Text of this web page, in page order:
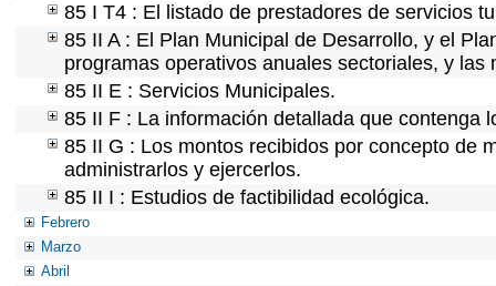
85 I T4 : El listado de prestadores de servicios
85 II A : El Plan Municipal de Desarrollo, y el
programas operativos anuales sectoriales, y
85 II E : Servicios Municipales.
85 II F : La información detallada que contenga
85 II G : Los montos recibidos por concepto de
administrarlos y ejercerlos.
85 II I : Estudios de factibilidad ecológica.
Febrero
Marzo
Abril